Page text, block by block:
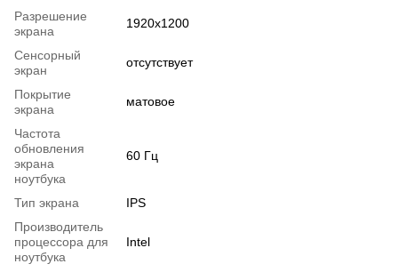
Разрешение
экрана
1920x1200
Сенсорный
экран
отсутствует
Покрытие
экрана
матовое
Частота
обновления
экрана
ноутбука
60 Гц
Тип экрана
IPS
Производитель
процессора для
ноутбука
Intel